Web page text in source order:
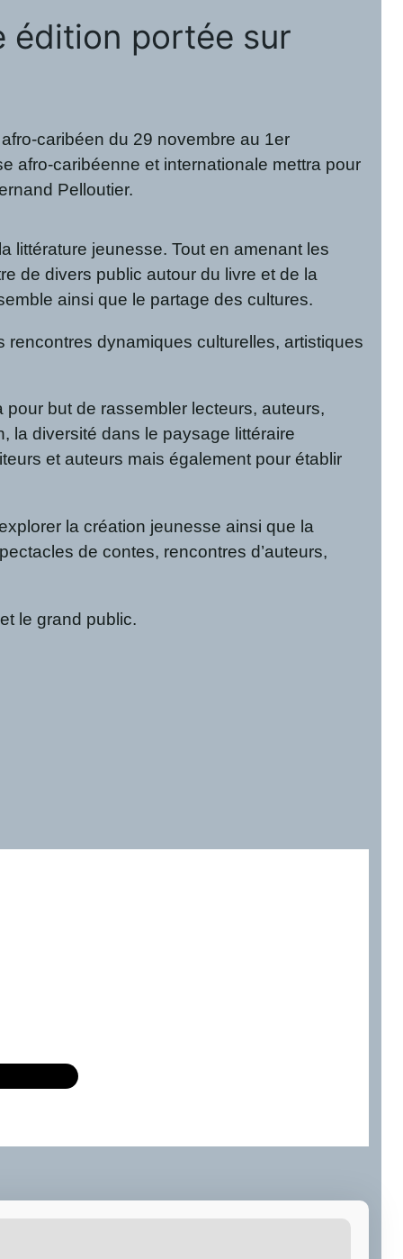
édition portée sur
caribéen du 29 novembre au 1er
afro-caribéenne et internationale mettra pour
Pelloutier.
littérature jeunesse. Tout en amenant les
de divers public autour du livre et de la
ainsi que le partage des cultures.
rencontres dynamiques culturelles, artistiques
but de rassembler lecteurs, auteurs,
la diversité dans le paysage littéraire
et auteurs mais également pour établir
la création jeunesse ainsi que la
de contes, rencontres d’auteurs,
le grand public.